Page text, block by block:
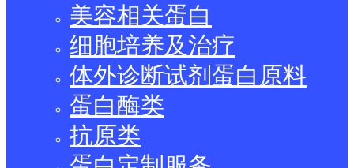
美容相关蛋白
细胞培养及治疗
体外诊断试剂蛋白原料
蛋白酶类
抗原类